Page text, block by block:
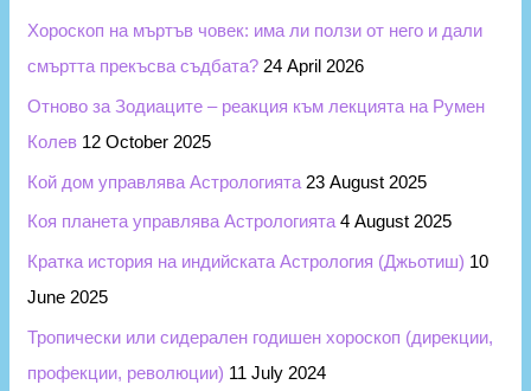
o
r
:
Хороскоп на мъртъв човек: има ли ползи от него и дали
смъртта прекъсва съдбата? 24 April 2026
Отново за Зодиаците – реакция към лекцията на Румен
Колев 12 October 2025
Кой дом управлява Астрологията 23 August 2025
Коя планета управлява Астрологията 4 August 2025
Кратка история на индийската Астрология (Джьотиш) 10
June 2025
Тропически или сидерален годишен хороскоп (дирекции,
профекции, революции) 11 July 2024